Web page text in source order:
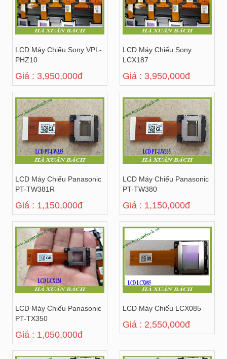
LCD Máy Chiếu Sony VPL-
PHZ10
Giá : 3,950,000đ
LCD Máy Chiếu Sony
LCX187
Giá : 3,950,000đ
LCD Máy Chiếu Panasonic
PT-TW381R
Giá : 1,150,000đ
LCD Máy Chiếu Panasonic
PT-TW380
Giá : 1,150,000đ
LCD Máy Chiếu Panasonic
PT-TX350
Giá : 1,050,000đ
LCD Máy Chiếu LCX085
Giá : 2,550,000đ